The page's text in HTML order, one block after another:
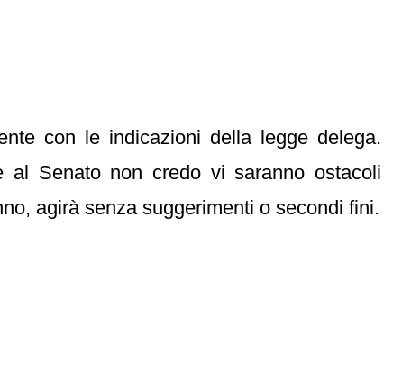
con le indicazioni della legge delega.
al Senato non credo vi saranno ostacoli
agirà senza suggerimenti o secondi fini.